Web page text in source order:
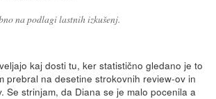
na podlagi lastnih izkušenj.
kaj dosti tu, ker statistično gledano je to
prebral na desetine strokovnih review-ov in
Se strinjam, da Diana se je malo pocenila a